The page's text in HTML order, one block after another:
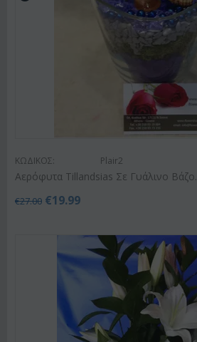
ΚΩΔΙΚΟΣ: Plair2
Αερόφυτα Tillandsias Σε Γυάλινο Βάζο.
€27.00 €19.99